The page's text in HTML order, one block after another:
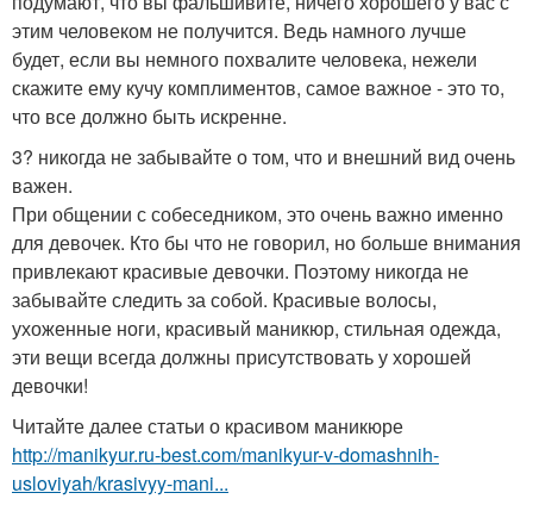
этим человеком не получится. Ведь намного лучше
будет, если вы немного похвалите человека, нежели
скажите ему кучу комплиментов, самое важное - это то,
что все должно быть искренне.
3? никогда не забывайте о том, что и внешний вид очень
важен.
При общении с собеседником, это очень важно именно
для девочек. Кто бы что не говорил, но больше внимания
привлекают красивые девочки. Поэтому никогда не
забывайте следить за собой. Красивые волосы,
ухоженные ноги, красивый маникюр, стильная одежда,
эти вещи всегда должны присутствовать у хорошей
девочки!
Читайте далее статьи о красивом маникюре
http://manikyur.ru-best.com/manikyur-v-domashnih-
usloviyah/krasivyy-mani...